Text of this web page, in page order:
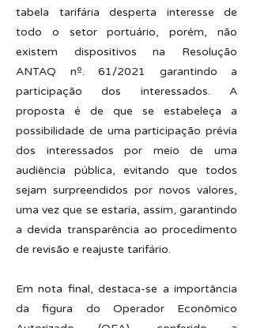
tabela tarifária desperta interesse de
todo o setor portuário, porém, não
existem dispositivos na Resolução
ANTAQ nº. 61/2021 garantindo a
participação dos interessados. A
proposta é de que se estabeleça a
possibilidade de uma participação prévia
dos interessados por meio de uma
audiência pública, evitando que todos
sejam surpreendidos por novos valores,
uma vez que se estaria, assim, garantindo
a devida transparência ao procedimento
de revisão e reajuste tarifário.
Em nota final, destaca-se a importância
da figura do Operador Econômico